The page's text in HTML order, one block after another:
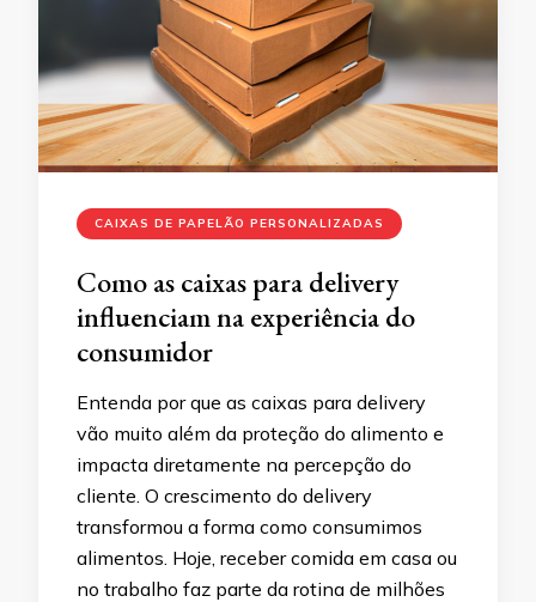
CAIXAS DE PAPELÃO PERSONALIZADAS
Como as caixas para delivery
influenciam na experiência do
consumidor
Entenda por que as caixas para delivery
vão muito além da proteção do alimento e
impacta diretamente na percepção do
cliente. O crescimento do delivery
transformou a forma como consumimos
alimentos. Hoje, receber comida em casa ou
no trabalho faz parte da rotina de milhões